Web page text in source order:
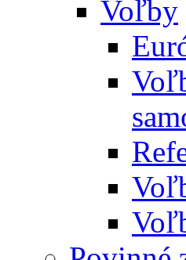
Voľby